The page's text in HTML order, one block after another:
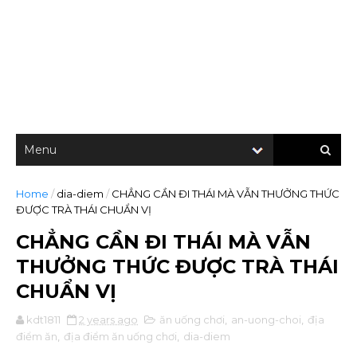
Home / dia-diem / CHẲNG CẦN ĐI THÁI MÀ VẪN THƯỞNG THỨC
ĐƯỢC TRÀ THÁI CHUẨN VỊ
CHẲNG CẦN ĐI THÁI MÀ VẪN
THƯỞNG THỨC ĐƯỢC TRÀ THÁI
CHUẨN VỊ
kdt1811 2 years ago ăn uống chơi an-uong-choi
địa
điểm ăn
địa điểm ăn uống chơi dia-diem